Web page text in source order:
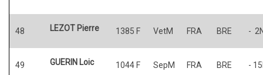
48 LEZOT Pierre 1385 F VetM FRA BRE -
49 GUERIN Loic 1044 F SepM FRA BRE -